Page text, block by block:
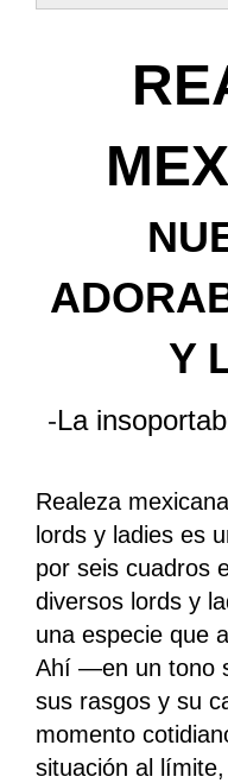
Y
-La
Realeza
lords y ladies es
por seis cuadros
diversos lords y
una especie que
Ahí —en un tono
sus rasgos y su
momento
situación al